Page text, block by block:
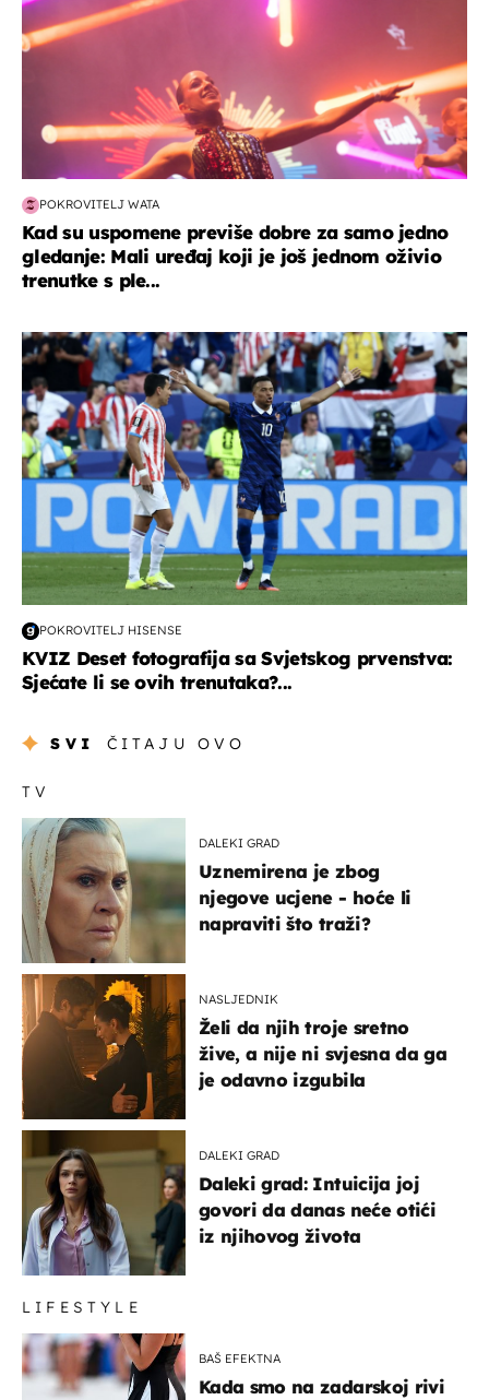
POKROVITELJ WATA
Kad su uspomene previše dobre za samo jedno
gledanje: Mali uređaj koji je još jednom oživio
trenutke s ple...
svjetsko prvenstvo 2026
POKROVITELJ HISENSE
KVIZ Deset fotografija sa Svjetskog prvenstva:
Sjećate li se ovih trenutaka?...
SVI ČITAJU OVO
TV
DALEKI GRAD
Uznemirena je zbog
njegove ucjene - hoće li
napraviti što traži?
NASLJEDNIK
Želi da njih troje sretno
žive, a nije ni svjesna da ga
je odavno izgubila
DALEKI GRAD
Daleki grad: Intuicija joj
govori da danas neće otići
iz njihovog života
LIFESTYLE
BAŠ EFEKTNA
Kada smo na zadarskoj rivi